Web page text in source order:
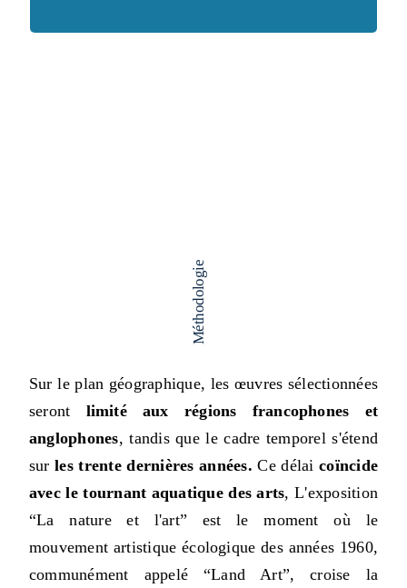
Méthodologie
Sur le plan géographique, les œuvres sélectionnées
seront limité aux régions francophones et
anglophones, tandis que le cadre temporel s'étend
surles trente dernières années. Ce délaicoïncide
avec le tournant aquatique des arts, L'exposition
“La nature et l'art” est le moment où le
mouvement artistique écologique des années 1960,
communément appelé “Land Art”, croise la